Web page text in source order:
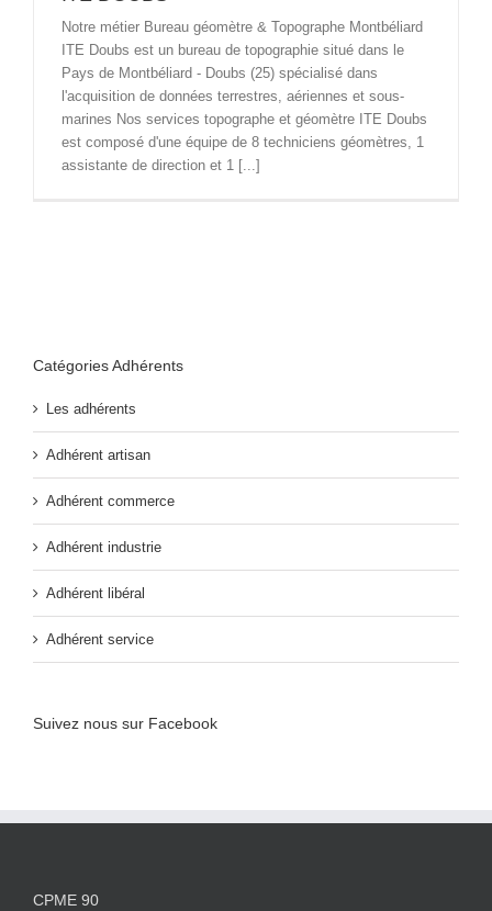
Notre métier Bureau géomètre & Topographe Montbéliard
ITE Doubs est un bureau de topographie situé dans le
Pays de Montbéliard - Doubs (25) spécialisé dans
l'acquisition de données terrestres, aériennes et sous-
marines Nos services topographe et géomètre ITE Doubs
est composé d'une équipe de 8 techniciens géomètres, 1
assistante de direction et 1 [...]
Catégories Adhérents
Les adhérents
Adhérent artisan
Adhérent commerce
Adhérent industrie
Adhérent libéral
Adhérent service
Suivez nous sur Facebook
CPME 90